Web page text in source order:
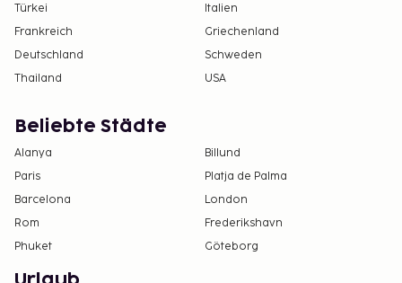
Türkei
Italien
Frankreich
Griechenland
Deutschland
Schweden
Thailand
USA
Beliebte Städte
Alanya
Billund
Paris
Platja de Palma
Barcelona
London
Rom
Frederikshavn
Phuket
Göteborg